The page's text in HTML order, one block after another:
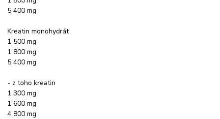
5 400 mg
Kreatin monohydrát
1 500 mg
1 800 mg
5 400 mg
- z toho kreatin
1 300 mg
1 600 mg
4 800 mg